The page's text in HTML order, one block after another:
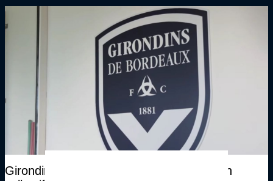
Girondins4Ever - En cas de liquidation, un